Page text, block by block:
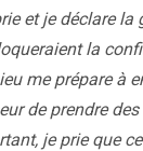
et je déclare
la
me prépare à
de prendre
je prie que